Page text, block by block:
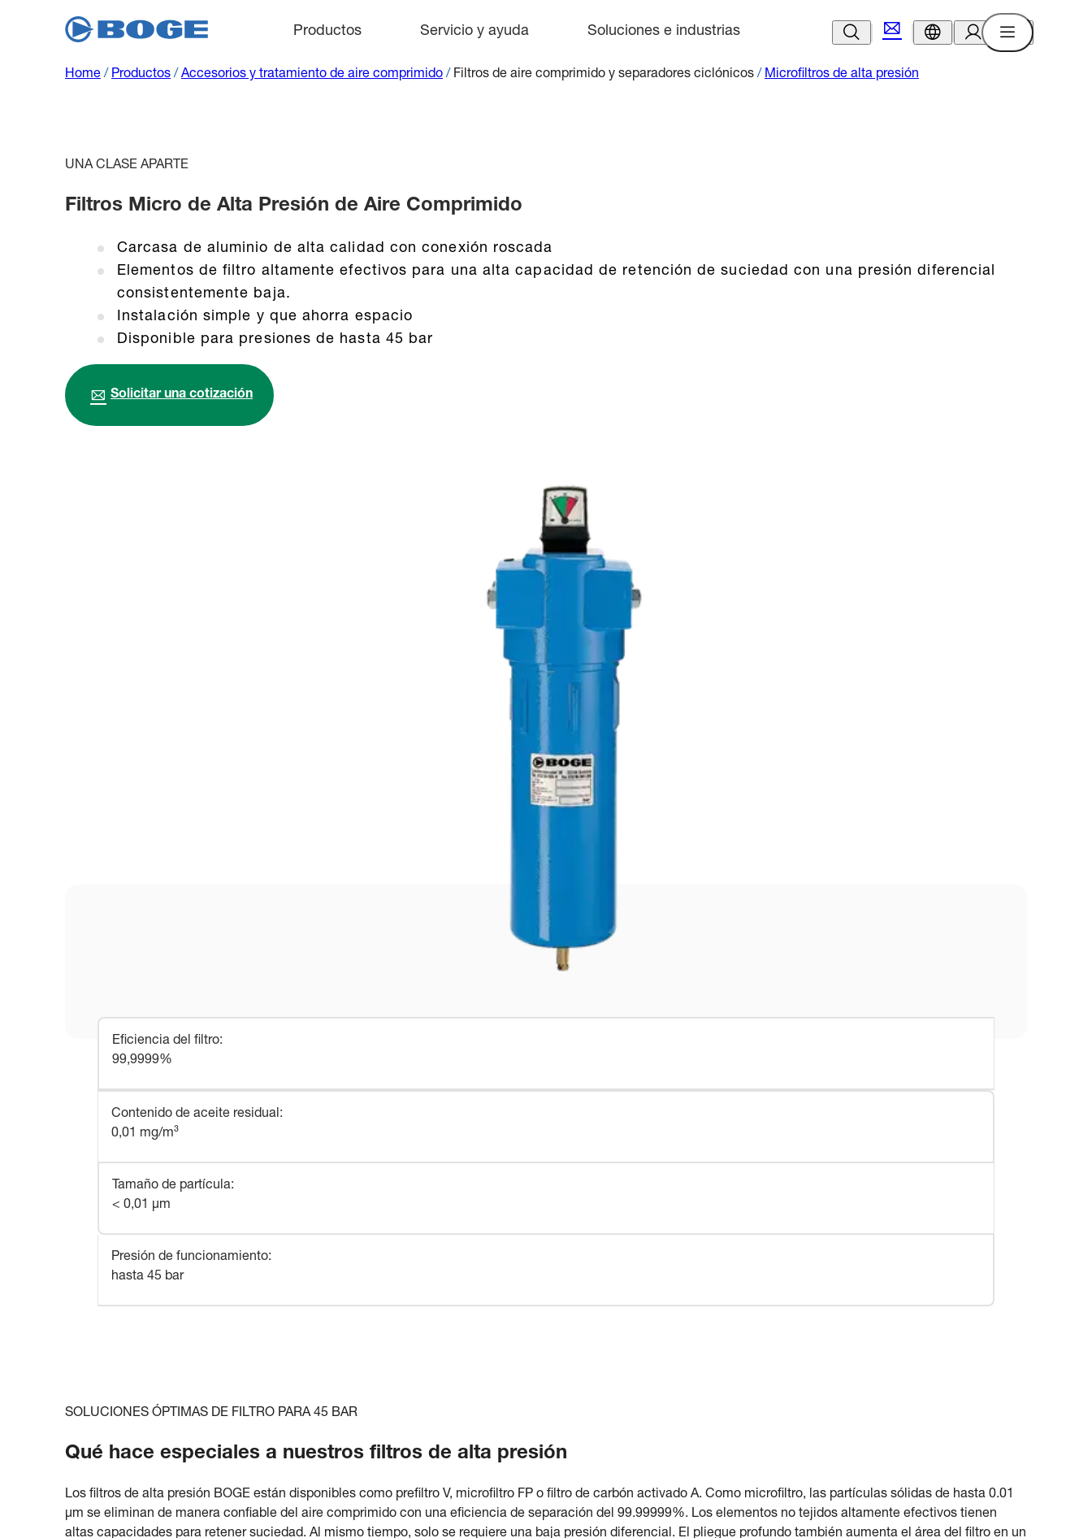
Productos Servicio y ayuda Soluciones e industrias
Home / Productos / Accesorios y tratamiento de aire comprimido / Filtros de aire comprimido y separadores ciclónicos / Microfiltros de alta presión
UNA CLASE APARTE
Filtros Micro de Alta Presión de Aire Comprimido
Carcasa de aluminio de alta calidad con conexión roscada
Elementos de filtro altamente efectivos para una alta capacidad de retención de suciedad con una presión diferencial
consistentemente baja.
Instalación simple y que ahorra espacio
Disponible para presiones de hasta 45 bar
Solicitar una cotización
Eficiencia del filtro:
99,9999%
Contenido de aceite residual:
0,01 mg/m³
Tamaño de partícula:
< 0,01 µm
Presión de funcionamiento:
hasta 45 bar
SOLUCIONES ÓPTIMAS DE FILTRO PARA 45 BAR
Qué hace especiales a nuestros filtros de alta presión
Los filtros de alta presión BOGE están disponibles como prefiltro V, microfiltro FP o filtro de carbón activado A. Como microfiltro, las partículas sólidas de hasta 0.01
μm se eliminan de manera confiable del aire comprimido con una eficiencia de separación del 99.99999%. Los elementos no tejidos altamente efectivos tienen
altas capacidades para retener suciedad. Al mismo tiempo, solo se requiere una baja presión diferencial. El pliegue profundo también aumenta el área del filtro en un